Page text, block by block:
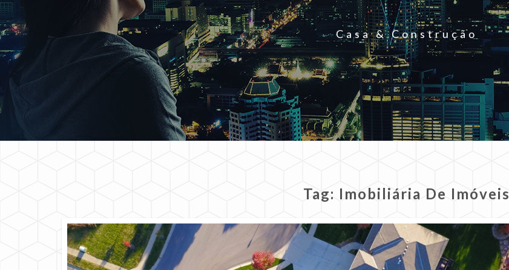
Casa & Construção
Tag: Imobiliária De Imóveis